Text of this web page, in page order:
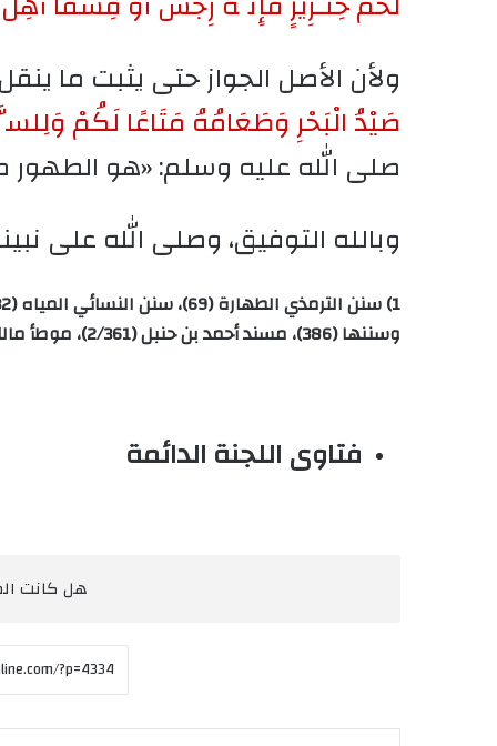
ولأن الأصل الجواز حتى يثبت ما
صَيْدُ الْبَحْرِ وَطَعَامُهُ مَتَاعًا لَكُمْ
صلى الله عليه وسلم: «هو الطهور
وبالله التوفيق، وصلى الله على
وسننها (386)، مسند أحمد بن حنبل (2/361)، موطأ مالك الطهارة (43)، سنن الدارمي الطهارة (729).
فتاوى اللجنة الدائمة
هل كانت